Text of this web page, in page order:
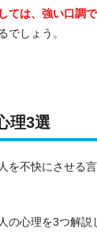
ては、強い口調
でしょう。
理3選
を不快にさせる
の心理を3つ解説